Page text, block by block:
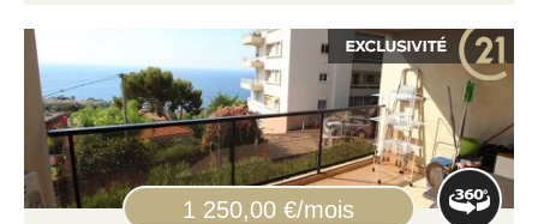
1 250,00 €/mois